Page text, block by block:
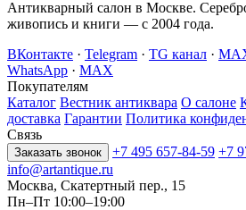
Антикварный салон в Москве.
живопись и книги — с 2004 года.
ВКонтакте · Telegram · TG канал ·
WhatsApp · MAX
Покупателям
Каталог Вестник антиквара О салоне
доставка Гарантии Политика
Связь
Заказать звонок +7 495 657-84-59 +7
info@artantique.ru
Москва, Скатертный пер., 15
Пн–Пт 10:00–19:00